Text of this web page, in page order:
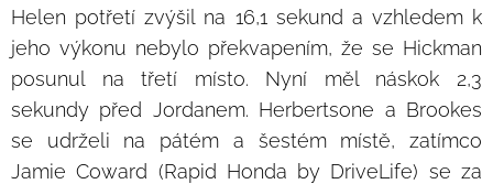
Helen potřetí zvýšil na 16,1 sekund a vzhledem k
jeho výkonu nebylo překvapením, že se Hickman
posunul na třetí místo. Nyní měl náskok 2,3
sekundy před Jordanem. Herbertsone a Brookes
se udrželi na pátém a šestém místě, zatímco
Jamie Coward (Rapid Honda by DriveLife) se za